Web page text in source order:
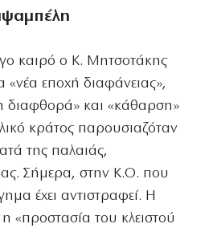
καιρό ο Κ. Μητσοτάκης
«νέα εποχή διαφάνειας»,
διαφθορά» και «κάθαρση»
κράτος παρουσιαζόταν
της παλαιάς,
Σήμερα, στην Κ.Ο. που
έχει αντιστραφεί. Η
«προστασία του κλειστού